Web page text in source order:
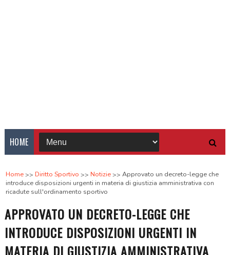
HOME
Home Diritto Sportivo Notizie
Approvato un decreto-legge che
introduce disposizioni urgenti in materia di giustizia amministrativa con
ricadute sull'ordinamento sportivo
APPROVATO UN DECRETO-LEGGE CHE
INTRODUCE DISPOSIZIONI URGENTI IN
MATERIA DI GIUSTIZIA AMMINISTRATIVA